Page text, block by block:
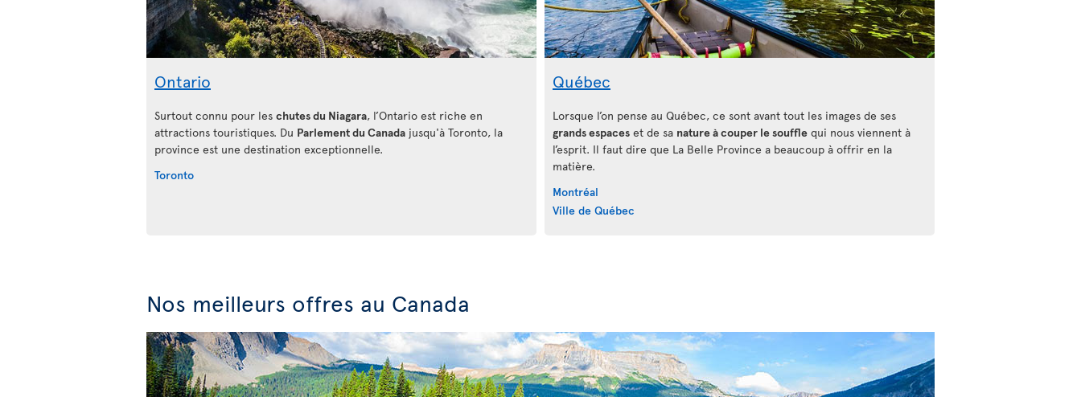
Ontario
Surtout connu pour les chutes du Niagara, l’Ontario est riche en
attractions touristiques. Du Parlement du Canada jusqu'à Toronto, la
province est une destination exceptionnelle.
Toronto
Québec
Lorsque l’on pense au Québec, ce sont avant tout les images de ses
grands espaces et de sa nature à couper le souffle qui nous viennent à
l’esprit. Il faut dire que La Belle Province a beaucoup à offrir en la
matière.
Montréal
Ville de Québec
Nos meilleurs offres au Canada